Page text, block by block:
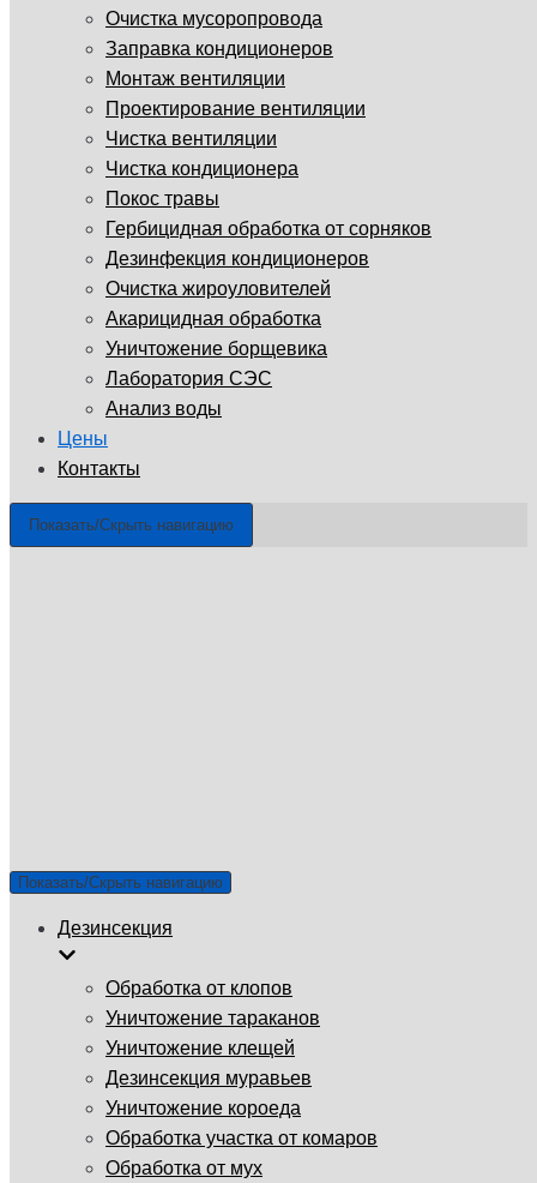
Очистка мусоропровода
Заправка кондиционеров
Монтаж вентиляции
Проектирование вентиляции
Чистка вентиляции
Чистка кондиционера
Покос травы
Гербицидная обработка от сорняков
Дезинфекция кондиционеров
Очистка жироуловителей
Акарицидная обработка
Уничтожение борщевика
Лаборатория СЭС
Анализ воды
Цены
Контакты
Показать/Скрыть навигацию
Показать/Скрыть навигацию
Дезинсекция
Обработка от клопов
Уничтожение тараканов
Уничтожение клещей
Дезинсекция муравьев
Уничтожение короеда
Обработка участка от комаров
Обработка от мух